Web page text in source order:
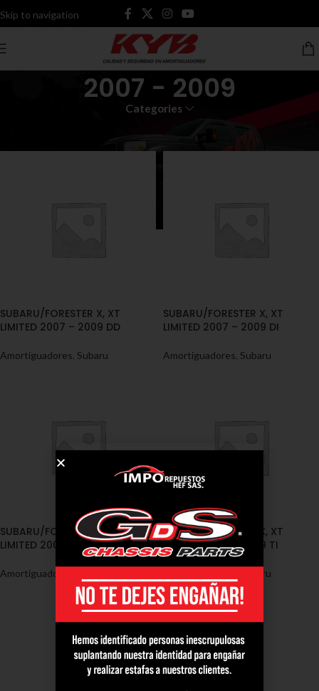
Skip to navigation
Skip to main content
2007 - 2009
Categories
SUBARU/FORESTER X, XT
LIMITED 2007 – 2009 DD
Amortiguadores Subaru
SUBARU/FORESTER X, XT
LIMITED 2007 – 2009 DI
Amortiguadores Subaru
SUBARU/FORESTER X, XT
LIMITED 2007 – 2009 TD
Amortiguadores
SUBARU/FORESTER X, XT
LIMITED 2007 – 2009 TI
Subaru